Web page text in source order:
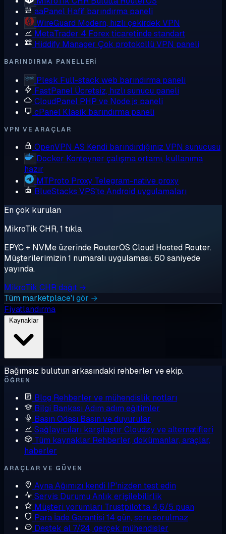
aaPanel Hafif barındırma paneli
WireGuard Modern, hızlı çekirdek VPN
MetaTrader 4 Forex ticaretinde standart
Hiddify Manager Çok protokollü VPN paneli
BARINDIRMA PANELLERI
Plesk Full-stack web barındırma paneli
FastPanel Ücretsiz, hızlı sunucu paneli
CloudPanel PHP ve Node.js paneli
cPanel Klasik barındırma paneli
VPN VE ARAÇLAR
OpenVPN AS Kendi barındırdığınız VPN sunucusu
Docker Konteyner çalışma ortamı, kullanıma
hazır
MTProto Proxy Telegram-native proxy
BlueStacks VPS'te Android uygulamaları
En çok kurulan
MikroTik CHR, 1 tıkla
EPYC + NVMe üzerinde RouterOS Cloud Hosted Router.
Müşterilerimizin 1 numaralı uygulaması. 60 saniyede
yayında.
MikroTik CHR dağıt →
Tüm marketplace'i gör →
Fiyatlandırma
Kaynaklar
Bağımsız bulutun arkasındaki rehberler ve ekip.
ÖĞREN
Blog Rehberler ve mühendislik notları
Bilgi Bankası Adım adım eğitimler
Basın Odası Basın ve duyurular
Sağlayıcıları karşılaştır Cloudzy ve alternatifleri
Tüm kaynaklar Rehberler, dokümanlar, araçlar,
haberler
ARAÇLAR VE GÜVEN
AynaAğımızı kendi IP'nizden test edin
Servis Durumu Anlık erişilebilirlik
Müşteri yorumları Trustpilot'ta 4,6/5 puan
Para İade Garantisi 14 gün, soru sorulmaz
Destek al 7/24, gerçek mühendisler